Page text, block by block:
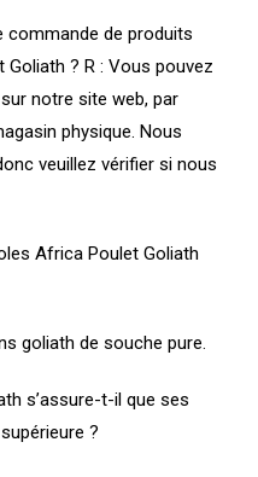
commande de produits
? R : Vous pouvez
notre site web, par
physique. Nous
veuillez vérifier si nous
Africa Poulet Goliath
goliath de souche pure.
s’assure-t-il que ses
?